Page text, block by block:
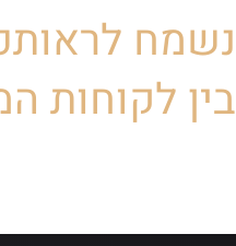
נשמח
בין לקוחות